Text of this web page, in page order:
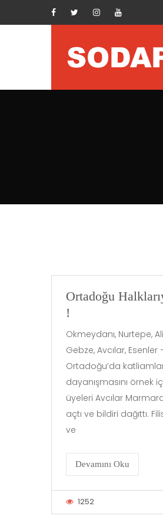
Ortadoğu
!
Okmeydanı, Nurtepe,
Gebze, Avcılar, Esenler
Ortadoğu’da
dayanışmasını örnek
üyeleri Avcılar
açtı ve bildiri dağıttı.
ve
Devamını Oku
1252